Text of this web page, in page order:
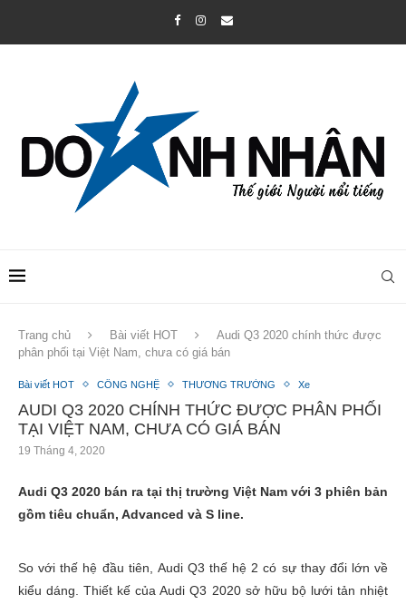
Trang chủ Bài viết HOT
Audi Q3 2020 chính thức được
phân phối tại Việt Nam, chưa có giá bán
Bài viết HOT CÔNG NGHỆ THƯƠNG TRƯỜNG Xe
AUDI Q3 2020 CHÍNH THỨC ĐƯỢC PHÂN PHỐI
TẠI VIỆT NAM, CHƯA CÓ GIÁ BÁN
19 Tháng 4, 2020
Audi Q3 2020 bán ra tại thị trường Việt Nam với 3 phiên bản
gồm tiêu chuẩn, Advanced và S line.
So với thế hệ đầu tiên, Audi Q3 thế hệ 2 có sự thay đổi lớn về
kiểu dáng. Thiết kế của Audi Q3 2020 sở hữu bộ lưới tản nhiệt